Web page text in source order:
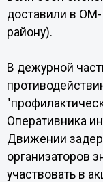
доставили в
району).
В дежурной
Оперативника
Движении
организаторов
участвовать в